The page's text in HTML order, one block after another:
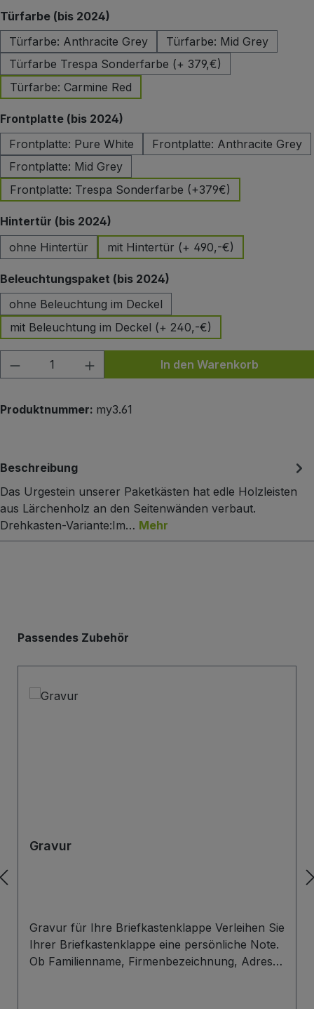
Türfarbe (bis 2024)
Türfarbe: Anthracite Grey
Türfarbe: Mid Grey
Türfarbe Trespa Sonderfarbe (+ 379,€)
Türfarbe: Carmine Red
Frontplatte (bis 2024)
Frontplatte: Pure White
Frontplatte: Anthracite Grey
Frontplatte: Mid Grey
Frontplatte: Trespa Sonderfarbe (+379€)
Hintertür (bis 2024)
ohne Hintertür
mit Hintertür (+ 490,-€)
Beleuchtungspaket (bis 2024)
ohne Beleuchtung im Deckel
mit Beleuchtung im Deckel (+ 240,-€)
Produkt Anzahl: Gib den gewünschten
In den Warenkorb
Produktnummer: my3.61
Beschreibung
Das Urgestein unserer Paketkästen hat edle Holzleisten
aus Lärchenholz an den Seitenwänden verbaut.
Drehkasten-Variante:Im… Mehr
Produktgalerie überspringen
Passendes Zubehör
Gravur
Gravur für Ihre Briefkastenklappe Verleihen Sie
Ihrer Briefkastenklappe eine persönliche Note.
Ob Familienname, Firmenbezeichnung, Adresse